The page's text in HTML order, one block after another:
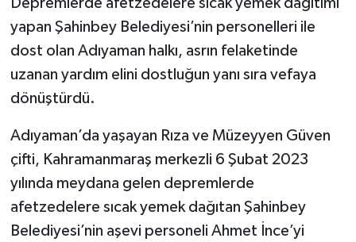
yapan Şahinbey Belediyesi’nin personelleri ile
dost olan Adıyaman halkı, asrın felaketinde
uzanan yardım elini dostluğun yanı sıra vefaya
dönüştürdü.
Adıyaman’da yaşayan Rıza ve Müzeyyen Güven
çifti, Kahramanmaraş merkezli 6 Şubat 2023
yılında meydana gelen depremlerde
afetzedelere sıcak yemek dağıtan Şahinbey
Belediyesi’nin aşevi personeli Ahmet İnce’yi